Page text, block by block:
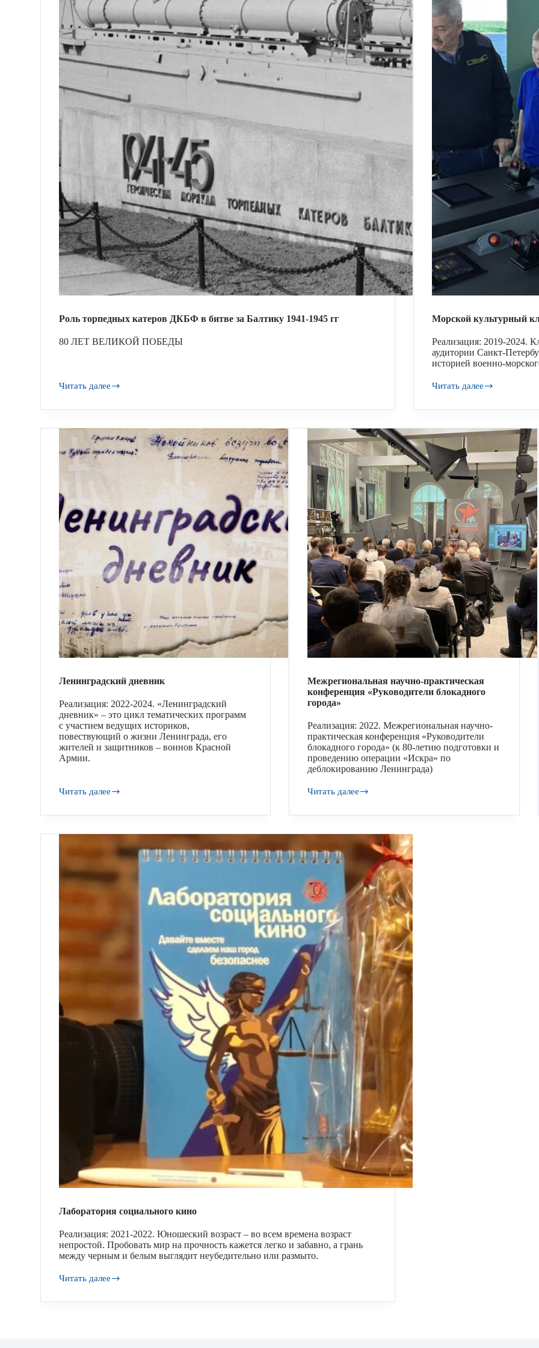
Роль торпедных катеров ДКБФ в битве за Балтику 1941‑1945 гг
80 ЛЕТ ВЕЛИКОЙ ПОБЕДЫ
Читать далее
Роль
катеров
в битве
за Балтику
1941‑1945 гг
Морской культурный
Реализация: 2019-2024.
аудитории Санкт-
историей военно-
Читать далее
Морской
клуб
корабля»
Ленинградский дневник
Реализация: 2022-2024. «Ленинградский
дневник» – это цикл тематических программ
с участием ведущих историков,
повествующий о жизни Ленинграда, его
жителей и защитников – воинов Красной
Армии.
Читать далее
Ленинградский
Межрегиональная научно-практическая
конференция «Руководители блокадного
города»
Реализация: 2022. Межрегиональная научно-
практическая конференция «Руководители
блокадного города» (к 80-летию подготовки и
проведению операции «Искра» по
деблокированию Ленинграда)
Читать далее
Межрегиональная
практическая
«Руководители
города»
Лаборатория социального кино
Реализация: 2021-2022. Юношеский возраст – во всем времена возраст
непростой. Пробовать мир на прочность кажется легко и забавно, а грань
между черным и белым выглядит неубедительно или размыто.
Читать далее
Лаборатория
кино